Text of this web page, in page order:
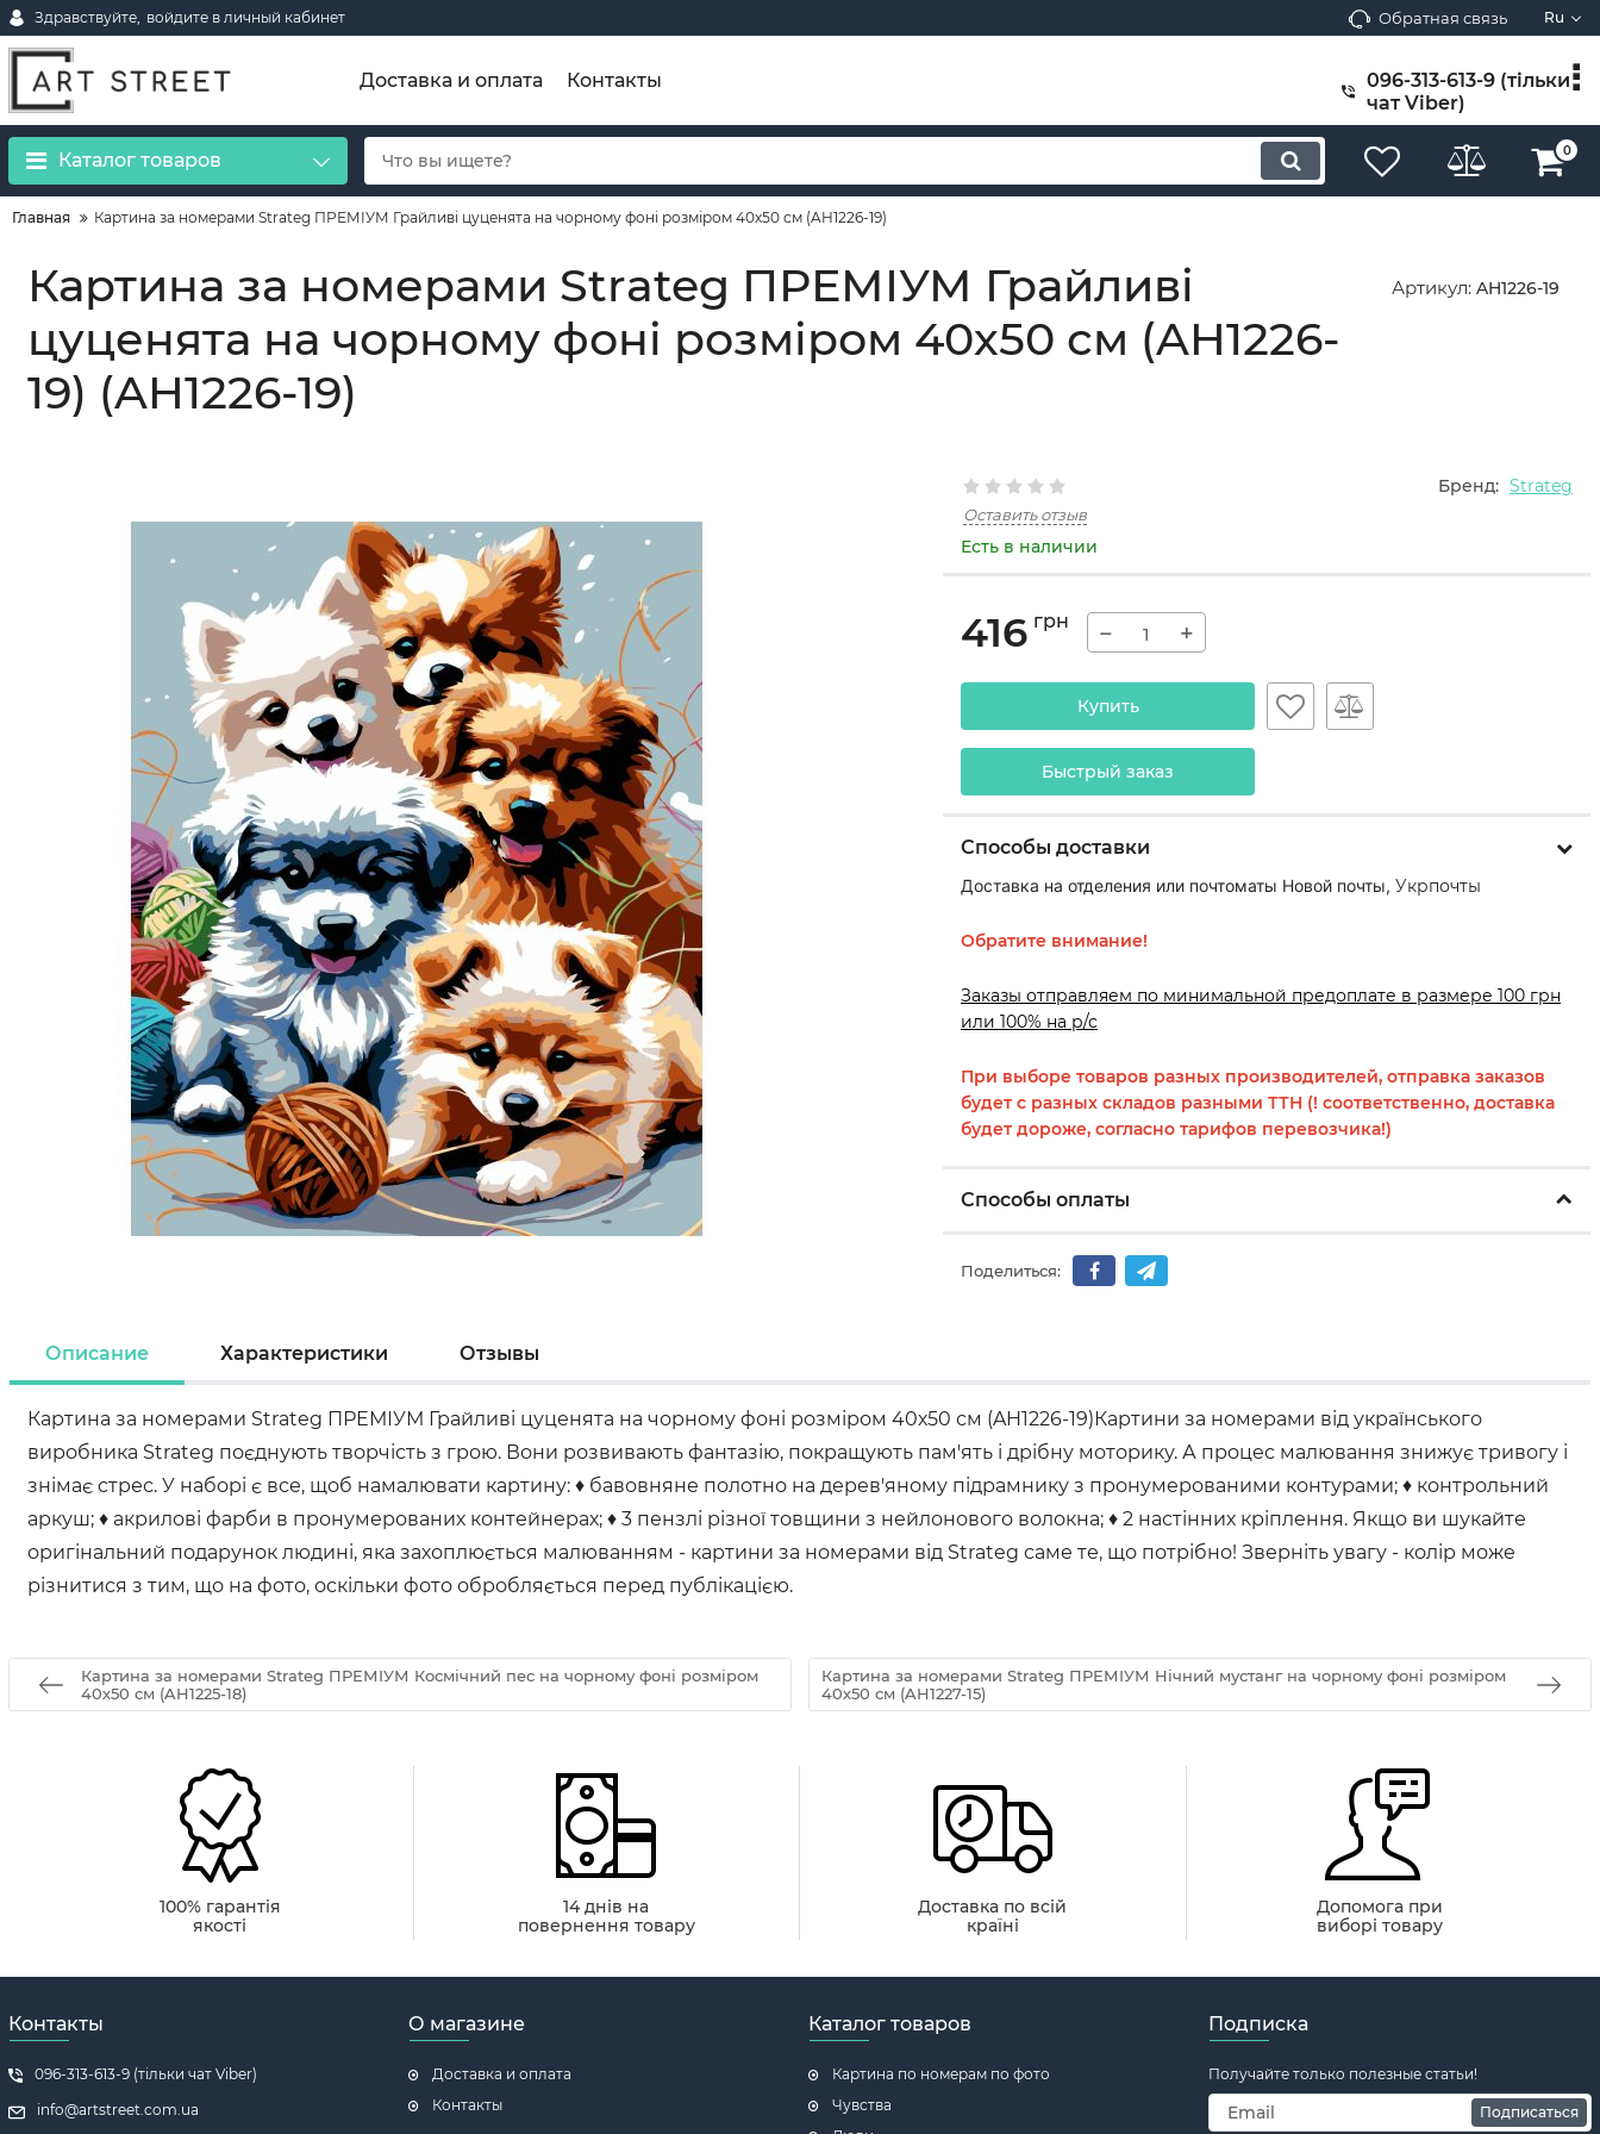
Здравствуйте, войдите в личный кабинет Обратная связь Ru
Доставка и оплата Контакты
096-313-613-9 (тільки
чат Viber)
Каталог товаров 0
Главная Картина за номерами Strateg ПРЕМІУМ Грайливі цуценята на чорному фоні розміром 40х50 см (AH1226-19)
Картина за номерами Strateg ПРЕМІУМ Грайливі
цуценята на чорному фоні розміром 40х50 см (AH1226-
19) (AH1226-19)
Артикул: AH1226-19
Бренд: Strateg
Оставить отзыв
Есть в наличии
416 грн − +
Купить
Быстрый заказ
Способы доставки
Доставка на отделения или почтоматы Новой почты, Укрпочты
Обратите внимание!
Заказы отправляем по минимальной предоплате в размере 100 грн
или 100% на р/с
При выборе товаров разных производителей, отправка заказов
будет с разных складов разными ТТН (! соответственно, доставка
будет дороже, согласно тарифов перевозчика!)
Способы оплаты
Поделиться:
Описание Характеристики Отзывы
Картина за номерами Strateg ПРЕМІУМ Грайливі цуценята на чорному фоні розміром 40х50 см (AH1226-19)Картини за номерами від українського
виробника Strateg поєднують творчість з грою. Вони розвивають фантазію, покращують пам'ять і дрібну моторику. А процес малювання знижує тривогу і
знімає стрес. У наборі є все, щоб намалювати картину: ♦ бавовняне полотно на дерев'яному підрамнику з пронумерованими контурами; ♦ контрольний
аркуш; ♦ акрилові фарби в пронумерованих контейнерах; ♦ 3 пензлі різної товщини з нейлонового волокна; ♦ 2 настінних кріплення. Якщо ви шукайте
оригінальний подарунок людині, яка захоплюється малюванням - картини за номерами від Strateg саме те, що потрібно! Зверніть увагу - колір може
різнитися з тим, що на фото, оскільки фото обробляється перед публікацією.
Картина за номерами Strateg ПРЕМІУМ Космічний пес на чорному фоні розміром
40х50 см (AH1225-18)
Картина за номерами Strateg ПРЕМІУМ Нічний мустанг на чорному фоні розміром
40х50 см (AH1227-15)
100% гарантія
якості
14 днів на
повернення товару
Доставка по всій
країні
Допомога при
виборі товару
Контакты
096-313-613-9 (тільки чат Viber)
info@artstreet.com.ua
О магазине
Доставка и оплата
Контакты
Каталог товаров
Картина по номерам по фото
Чувства
Подписка
Получайте только полезные статьи!
Подписаться